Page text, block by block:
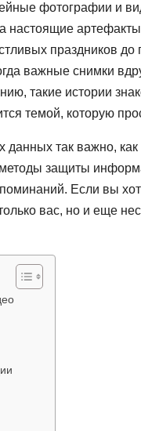
фотографии и
настоящие
праздников до
важные снимки
такие истории
темой, которую
так важно,
защиты
Если вы
вас, но и еще